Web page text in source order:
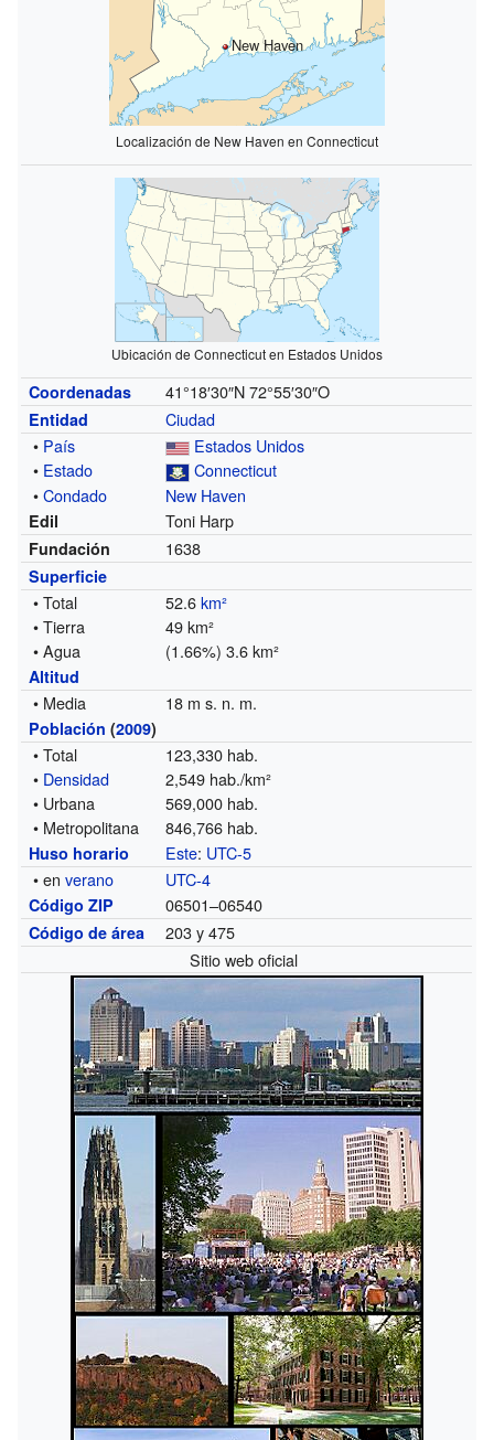
New Haven
Localización de New Haven en Connecticut
Ubicación de Connecticut en Estados Unidos
Coordenadas 41°18′30″N 72°55′30″O
Entidad
Ciudad
• País
Estados Unidos
• Estado
Connecticut
•Condado New Haven
Edil Toni Harp
Fundación 1638
Superficie
• Total 52.6km²
• Tierra
49 km²
• Agua
(1.66%) 3.6 km²
Altitud
• Media 18 m s. n. m.
Población (2009)
• Total
123,330 hab.
• Densidad
2,549 hab./km²
• Urbana
569,000 hab.
• Metropolitana
846,766 hab.
Huso horario Este: UTC-5
• enverano UTC-4
Código ZIP 06501–06540
Código de área
203 y 475
Sitio web oficial